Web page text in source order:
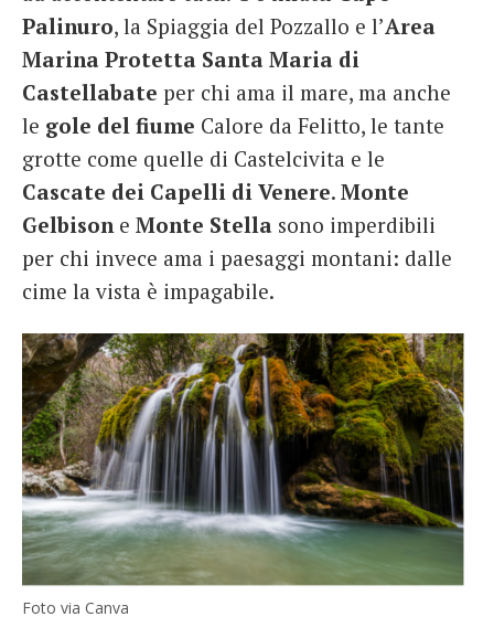
Palinuro, la Spiaggia del Pozzallo e l’Area
Marina Protetta Santa Maria di
Castellabate per chi ama il mare, ma anche
le gole del fiume Calore da Felitto, le tante
grotte come quelle di Castelcivita e le
Cascate dei Capelli di Venere. Monte
Gelbison e Monte Stella sono imperdibili
per chi invece ama i paesaggi montani: dalle
cime la vista è impagabile.
Foto via Canva